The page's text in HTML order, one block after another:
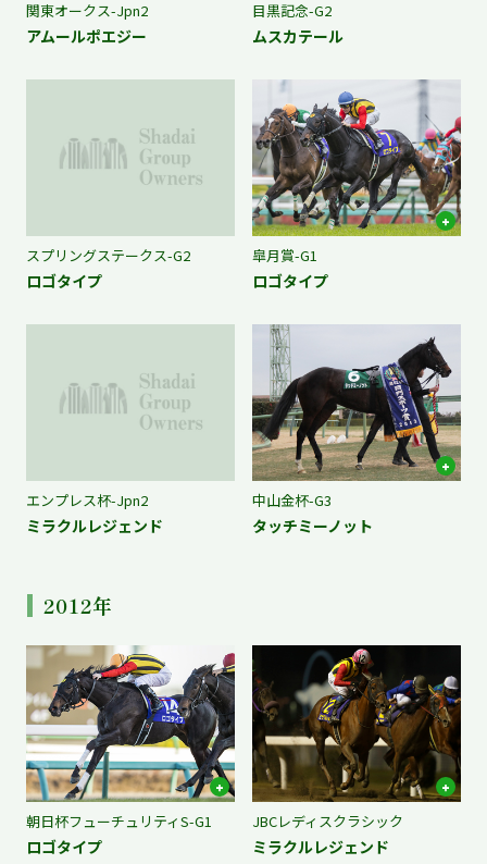
関東オークス-Jpn2
アムールポエジー
目黒記念-G2
ムスカテール
スプリングステークス-G2
ロゴタイプ
皐月賞-G1
ロゴタイプ
エンプレス杯-Jpn2
ミラクルレジェンド
中山金杯-G3
タッチミーノット
2012年
朝日杯フューチュリティS-G1
ロゴタイプ
JBCレディスクラシック
ミラクルレジェンド